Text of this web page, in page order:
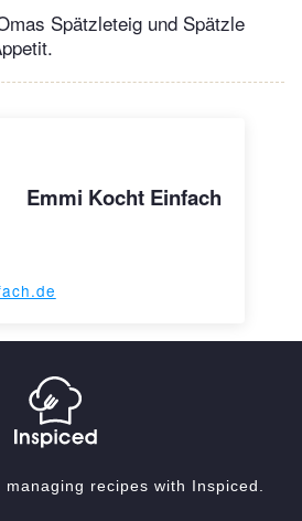
Spätzleteig und Spätzle
Emmi Kocht Einfach
recipes with Inspiced.